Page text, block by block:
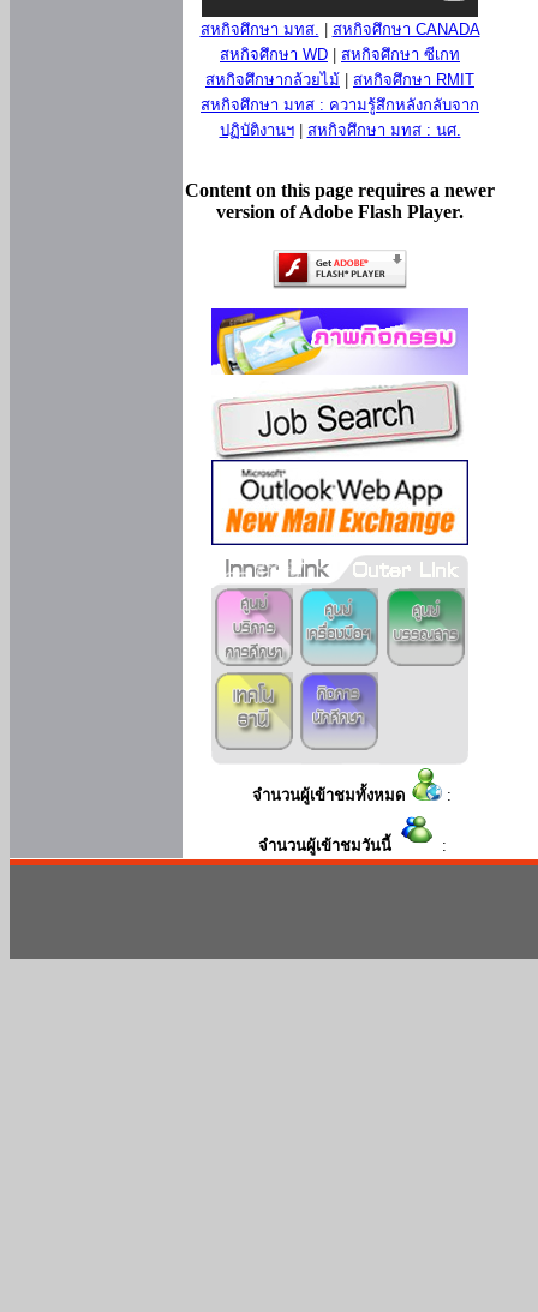
สหกิจศึกษา มทส.
สหกิจศึกษา CANADA
สหกิจศึกษา WD
สหกิจศึกษา ซีเกท
สหกิจศึกษากล้วยไม้
สหกิจศึกษา RMIT
สหกิจศึกษา มทส : ความรู้สึกหลังกลับจาก
ปฏิบัติงานฯ| สหกิจศึกษา มทส : นศ.
Content on this page requires a newer
version of Adobe Flash Player.
จำนวนผู้เข้าชมทั้งหมด :
จำนวนผู้เข้าชมวันนี้ :